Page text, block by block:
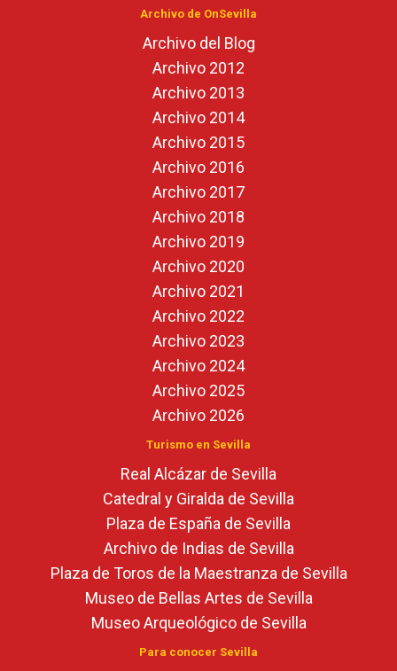
Archivo de OnSevilla
Archivo del Blog
Archivo 2012
Archivo 2013
Archivo 2014
Archivo 2015
Archivo 2016
Archivo 2017
Archivo 2018
Archivo 2019
Archivo 2020
Archivo 2021
Archivo 2022
Archivo 2023
Archivo 2024
Archivo 2025
Archivo 2026
Turismo en Sevilla
Real Alcázar de Sevilla
Catedral y Giralda de Sevilla
Plaza de España de Sevilla
Archivo de Indias de Sevilla
Plaza de Toros de la Maestranza de Sevilla
Museo de Bellas Artes de Sevilla
Museo Arqueológico de Sevilla
Para conocer Sevilla